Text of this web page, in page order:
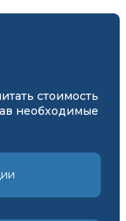
стоимость
необходимые